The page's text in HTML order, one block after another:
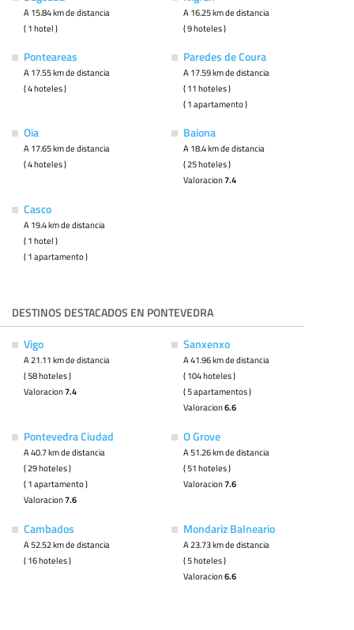
A 15.84 km de distancia
( 1 hotel )
A 16.25 km de distancia
( 9 hoteles )
Ponteareas
A 17.55 km de distancia
( 4 hoteles )
Paredes de Coura
A 17.59 km de distancia
( 11 hoteles )
( 1 apartamento )
Oia
A 17.65 km de distancia
( 4 hoteles )
Baiona
A 18.4 km de distancia
( 25 hoteles )
Valoracion7.4
Casco
A 19.4 km de distancia
( 1 hotel )
( 1 apartamento )
DESTINOS DESTACADOS EN PONTEVEDRA
Vigo
A 21.11 km de distancia
( 58 hoteles )
Valoracion7.4
Sanxenxo
A 41.96 km de distancia
( 104 hoteles )
( 5 apartamentos )
Valoracion6.6
Pontevedra Ciudad
A 40.7 km de distancia
( 29 hoteles )
( 1 apartamento )
Valoracion7.6
O Grove
A 51.26 km de distancia
( 51 hoteles )
Valoracion7.6
Cambados
A 52.52 km de distancia
( 16 hoteles )
Mondariz Balneario
A 23.73 km de distancia
( 5 hoteles )
Valoracion6.6